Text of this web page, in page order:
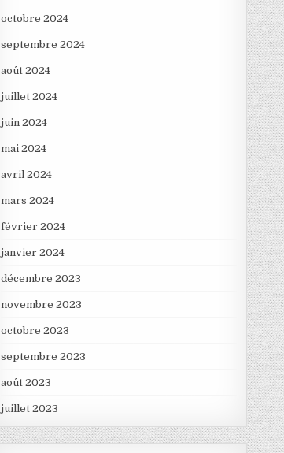
octobre 2024
septembre 2024
août 2024
juillet 2024
juin 2024
mai 2024
avril 2024
mars 2024
février 2024
janvier 2024
décembre 2023
novembre 2023
octobre 2023
septembre 2023
août 2023
juillet 2023